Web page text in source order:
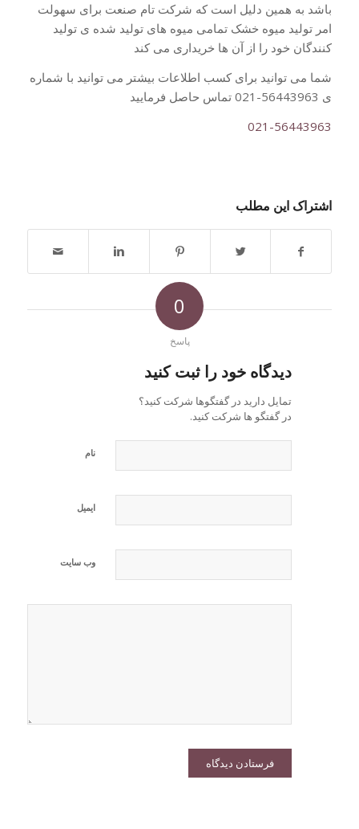
باشد به همین دلیل است که شرکت تام صنعت برای سهولت
امر تولید میوه خشک تمامی میوه های تولید شده ی تولید
کنندگان خود را از آن ها خریداری می کند
شما می توانید برای کسب اطلاعات بیشتر می توانید با شماره
ی 56443963-021 تماس حاصل فرمایید
021-56443963
اشتراک این مطلب
0
پاسخ
دیدگاه خود را ثبت کنید
تمایل دارید در گفتگوها شرکت کنید؟
در گفتگو ها شرکت کنید.
نام
ایمیل
وب‌ سایت